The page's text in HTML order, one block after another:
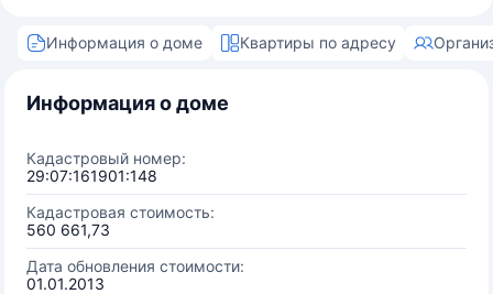
Информация о доме Квартиры по адресу
Информация о доме
Кадастровый номер:
29:07:161901:148
Кадастровая стоимость:
560 661,73
Дата обновления стоимости:
01.01.2013